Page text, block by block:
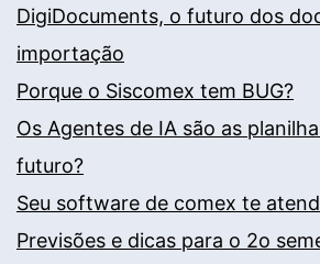
DigiDocuments, o futuro dos
importação
Porque o Siscomex tem BUG?
Os Agentes de IA são as
futuro?
Seu software de comex te
Previsões e dicas para o 2o